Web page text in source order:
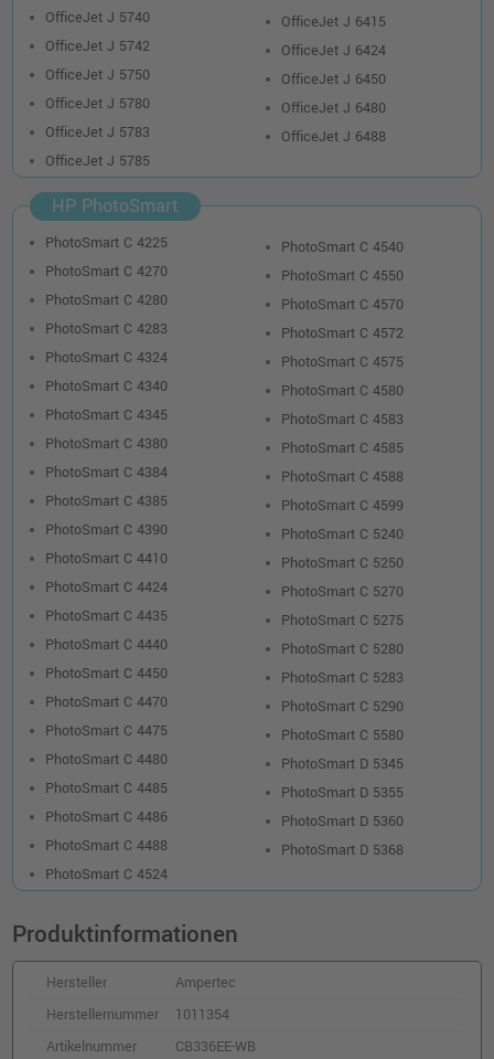
OfficeJet J 5740
OfficeJet J 5742
OfficeJet J 5750
OfficeJet J 5780
OfficeJet J 5783
OfficeJet J 5785
OfficeJet J 6415
OfficeJet J 6424
OfficeJet J 6450
OfficeJet J 6480
OfficeJet J 6488
HP PhotoSmart
PhotoSmart C 4225
PhotoSmart C 4270
PhotoSmart C 4280
PhotoSmart C 4283
PhotoSmart C 4324
PhotoSmart C 4340
PhotoSmart C 4345
PhotoSmart C 4380
PhotoSmart C 4384
PhotoSmart C 4385
PhotoSmart C 4390
PhotoSmart C 4410
PhotoSmart C 4424
PhotoSmart C 4435
PhotoSmart C 4440
PhotoSmart C 4450
PhotoSmart C 4470
PhotoSmart C 4475
PhotoSmart C 4480
PhotoSmart C 4485
PhotoSmart C 4486
PhotoSmart C 4488
PhotoSmart C 4524
PhotoSmart C 4540
PhotoSmart C 4550
PhotoSmart C 4570
PhotoSmart C 4572
PhotoSmart C 4575
PhotoSmart C 4580
PhotoSmart C 4583
PhotoSmart C 4585
PhotoSmart C 4588
PhotoSmart C 4599
PhotoSmart C 5240
PhotoSmart C 5250
PhotoSmart C 5270
PhotoSmart C 5275
PhotoSmart C 5280
PhotoSmart C 5283
PhotoSmart C 5290
PhotoSmart C 5580
PhotoSmart D 5345
PhotoSmart D 5355
PhotoSmart D 5360
PhotoSmart D 5368
Produktinformationen
Hersteller
Ampertec
Herstellernummer
1011354
Artikelnummer
CB336EE-WB